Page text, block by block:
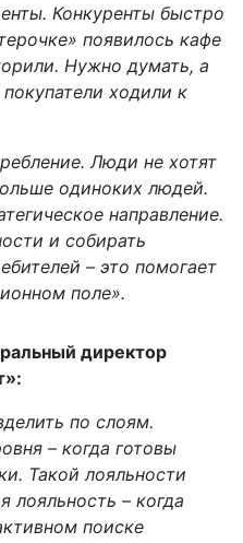
Конкуренты быстро
появилось кафе
Нужно думать, а
ходили к
Люди не хотят
одиноких людей.
направление.
и собирать
– это помогает
поле».
директор
по слоям.
– когда готовы
Такой лояльности
лояльность – когда
поиске